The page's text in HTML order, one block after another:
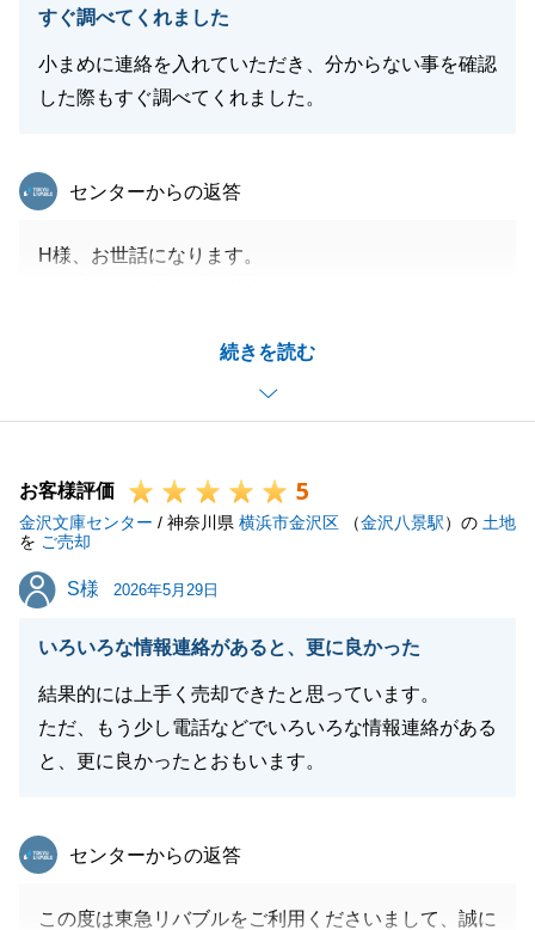
閉じる
すぐ調べてくれました
小まめに連絡を入れていただき、分からない事を確認
した際もすぐ調べてくれました。
続きを読む
東急リバブル
センターからの返答
H様、お世話になります。
したが、無事決済を迎えられて一安心しております。
売却物件の引き渡しもしっかりと対応させていただき
ますのでよろしくお願いいたします。
閉じる
お客様評価 5
金沢文庫センター / 神奈川県 横浜市金沢区 （金沢八景駅）の 土地
を ご売却
S様
S様 2026年5月29日
いろいろな情報連絡があると、更に良かった
結果的には上手く売却できたと思っています。
ただ、もう少し電話などでいろいろな情報連絡がある
と、更に良かったとおもいます。
東急リバブル
センターからの返答
この度は東急リバブルをご利用くださいまして、誠に